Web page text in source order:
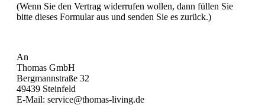
(Wenn Sie den Vertrag widerrufen wollen, dann füllen Sie
bitte dieses Formular aus und senden Sie es zurück.)
An
Thomas GmbH
Bergmannstraße 32
49439 Steinfeld
E-Mail: service@thomas-living.de